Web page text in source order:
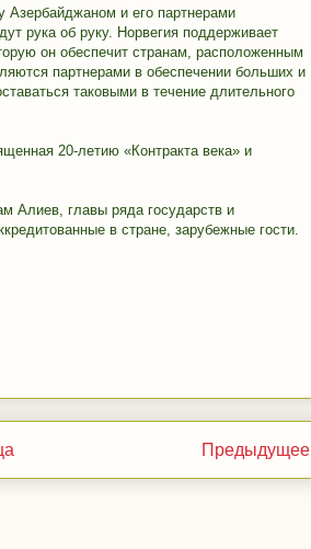
Азербайджаном и его партнерами
рука об руку. Норвегия поддерживает
он обеспечит странам, расположенным
партнерами в обеспечении больших и
таковыми в течение длительного
20-летию «Контракта века» и
Алиев, главы ряда государств и
в стране, зарубежные гости.
Предыдущее